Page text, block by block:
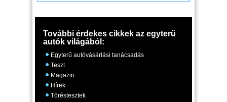
További érdekes cikkek az egyterű
autók világából:
Egyterű autóvásárlási tanácsadás
Teszt
Magazin
Hírek
Töréstesztek